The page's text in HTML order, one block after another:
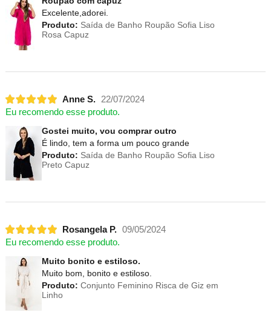
Excelente,adorei.
Produto: Saída de Banho Roupão Sofia Liso
Rosa Capuz
Anne S.
22/07/2024
Eu recomendo esse produto.
Gostei muito, vou comprar outro
É lindo, tem a forma um pouco grande
Produto: Saída de Banho Roupão Sofia Liso
Preto Capuz
Rosangela P. 09/05/2024
Eu recomendo esse produto.
Muito bonito e estiloso.
Muito bom, bonito e estiloso.
Produto: Conjunto Feminino Risca de Giz em
Linho